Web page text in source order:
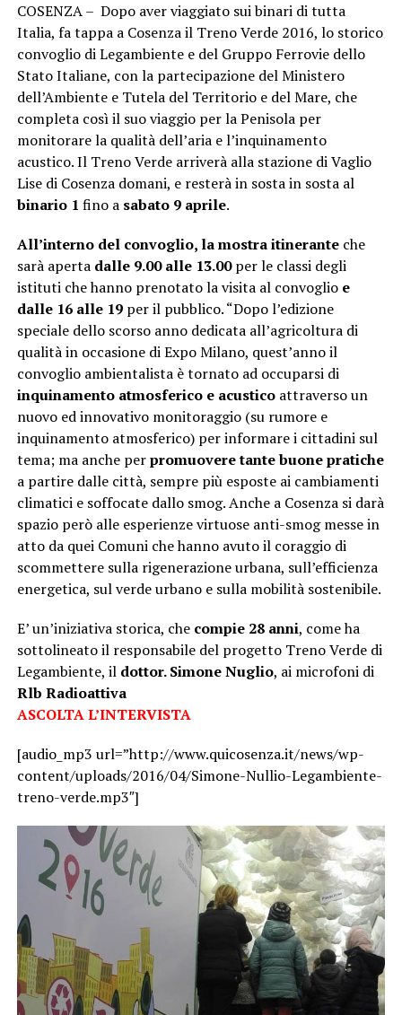
COSENZA – Dopo aver viaggiato sui binari di tutta
Italia, fa tappa a Cosenza il Treno Verde 2016, lo storico
convoglio di Legambiente e del Gruppo Ferrovie dello
Stato Italiane, con la partecipazione del Ministero
dell’Ambiente e Tutela del Territorio e del Mare, che
completa così il suo viaggio per la Penisola per
monitorare la qualità dell’aria e l’inquinamento
acustico.Il Treno Verde arriverà alla stazione di Vaglio
Lise di Cosenza domani, e resterà in sosta in sosta al
binario 1 fino asabato 9 aprile.
All’interno del convoglio, la mostra itineranteche
sarà aperta dalle 9.00 alle 13.00per le classi degli
istituti che hanno prenotato la visita al convoglioe
dalle 16 alle 19per il pubblico. “Dopo l’edizione
speciale dello scorso anno dedicata all’agricoltura di
qualità in occasione di Expo Milano, quest’anno il
convoglio ambientalista è tornato ad occuparsi di
inquinamento atmosferico e acusticoattraverso un
nuovo ed innovativo monitoraggio (su rumore e
inquinamento atmosferico) per informare i cittadini sul
tema; ma anche perpromuovere tante buone pratiche
a partire dalle città, sempre più esposte ai cambiamenti
climatici e soffocate dallo smog. Anche a Cosenza si darà
spazio però alle esperienze virtuose anti-smog messe in
atto da quei Comuni che hanno avuto il coraggio di
scommettere sulla rigenerazione urbana, sull’efficienza
energetica, sul verde urbano e sulla mobilità sostenibile.
E’ un’iniziativa storica, che compie 28 anni, come ha
sottolineato il responsabile del progetto Treno Verde di
Legambiente, il dottor. Simone Nuglio, ai microfoni di
Rlb Radioattiva
ASCOLTA L’INTERVISTA
[audio_mp3 url=”http://www.quicosenza.it/news/wp-
content/uploads/2016/04/Simone-Nullio-Legambiente-
treno-verde.mp3″]